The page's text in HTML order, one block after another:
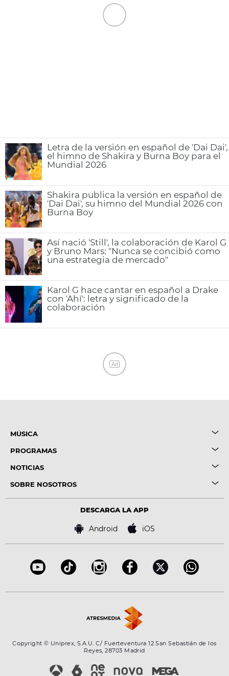
Letra de la versión en español de 'Dai Dai',
el himno de Shakira y Burna Boy para el
Mundial 2026
Shakira publica la versión en español de
'Dai Dai', su himno del Mundial 2026 con
Burna Boy
Así nació 'Still', la colaboración de Karol G
y Bruno Mars: "Nunca se concibió como
una estrategia de mercado"
Karol G hace cantar en español a Drake
con 'Ahí': letra y significado de la
colaboración
Ad
MÚSICA
PROGRAMAS
NOTICIAS
SOBRE NOSOTROS
DESCARGA LA APP
Android iOS
Copyright © Uniprex, S.A.U. C/ Fuerteventura 12 San Sebastián de los
Reyes, 28703 Madrid